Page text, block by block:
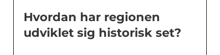
Hvordan har regionen
udviklet sig historisk set?